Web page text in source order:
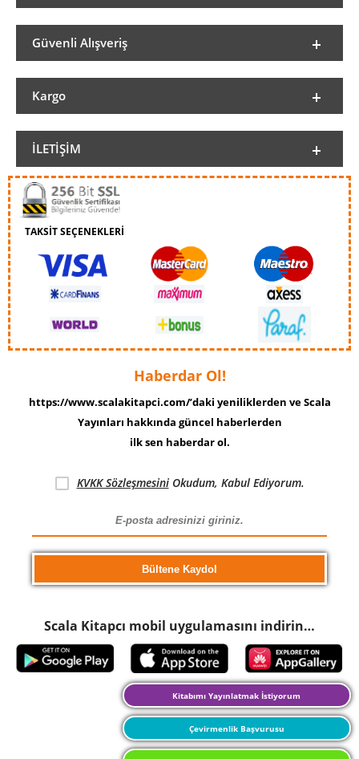
Güvenli Alışveriş
Kargo
İLETIŞIM
TAKSİT SEÇENEKLERİ
Haberdar Ol!
https://www.scalakitapci.com/’daki yeniliklerden ve Scala
Yayınları hakkında güncel haberlerden
ilk sen haberdar ol.
KVKK SözleşmesiniOkudum, Kabul Ediyorum.
Scala Kitapcı mobil uygulamasını indirin…
Kitabımı Yayınlatmak İstiyorum
Çevirmenlik Başvurusu